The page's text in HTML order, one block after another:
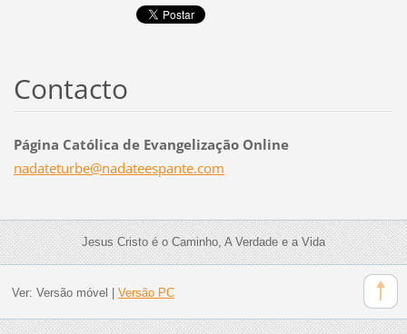
Contacto
Página Católica de Evangelização Online
nadateturbe@nadateespante.com
Jesus Cristo é o Caminho, A Verdade e a Vida
Ver: Versão móvel Versão PC